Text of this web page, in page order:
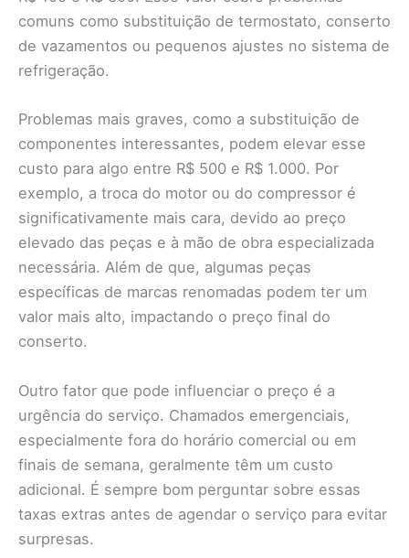
comuns como substituição de termostato, conserto
de vazamentos ou pequenos ajustes no sistema de
refrigeração.
Problemas mais graves, como a substituição de
componentes interessantes, podem elevar esse
custo para algo entre R$ 500 e R$ 1.000. Por
exemplo, a troca do motor ou do compressor é
significativamente mais cara, devido ao preço
elevado das peças e à mão de obra especializada
necessária. Além de que, algumas peças
específicas de marcas renomadas podem ter um
valor mais alto, impactando o preço final do
conserto.
Outro fator que pode influenciar o preço é a
urgência do serviço. Chamados emergenciais,
especialmente fora do horário comercial ou em
finais de semana, geralmente têm um custo
adicional. É sempre bom perguntar sobre essas
taxas extras antes de agendar o serviço para evitar
surpresas.